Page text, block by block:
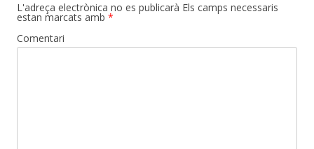
L'adreça electrònica no es publicarà Els camps necessaris
estan marcats amb *
Comentari